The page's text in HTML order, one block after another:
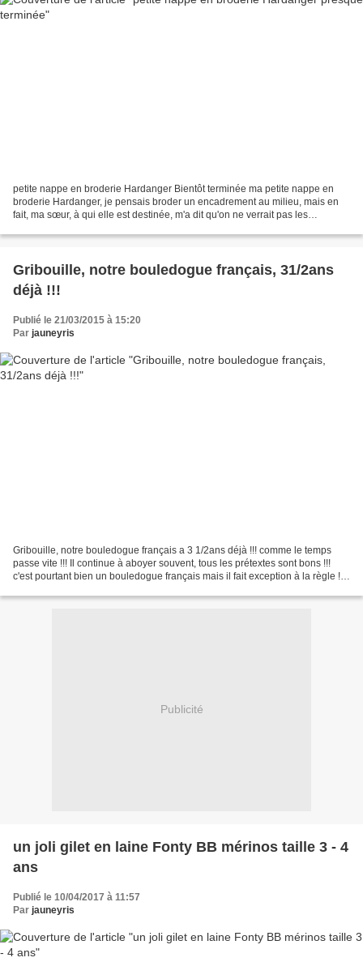
petite nappe en broderie Hardanger Bientôt terminée ma petite nappe en
broderie Hardanger, je pensais broder un encadrement au milieu, mais en
fait, ma sœur, à qui elle est destinée, m'a dit qu'on ne verrait pas les
Gribouille, notre bouledogue français, 31/2ans
déjà !!!
Publié le 21/03/2015 à 15:20
Par jauneyris
Gribouille, notre bouledogue français a 3 1/2ans déjà !!! comme le temps
passe vite !!! Il continue à aboyer souvent, tous les prétextes sont bons !!!
c'est pourtant bien un bouledogue français mais il fait exception à la règle !!!
Publicité
un joli gilet en laine Fonty BB mérinos taille 3 - 4
ans
Publié le 10/04/2017 à 11:57
Par jauneyris